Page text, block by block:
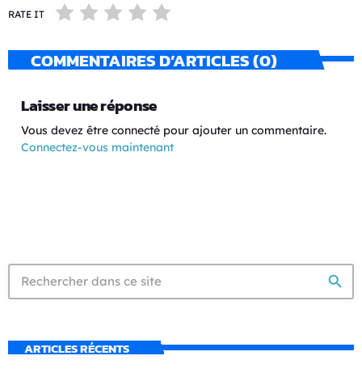
RATE IT
COMMENTAIRES D’ARTICLES (0)
Laisser une réponse
Vous devez être connecté pour ajouter un commentaire.
Connectez-vous maintenant
search
ARTICLES RÉCENTS